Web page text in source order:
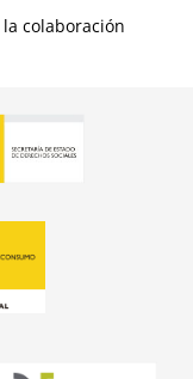
colaboración